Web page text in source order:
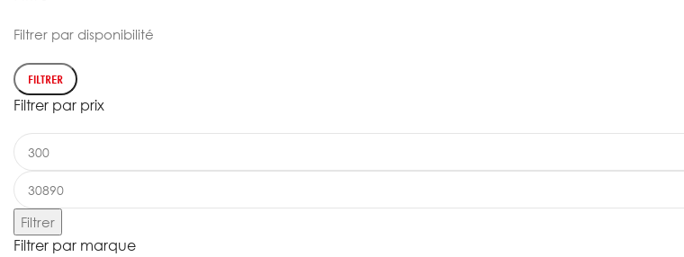
Filtrer par disponibilité
FILTRER
Filtrer par prix
Filtrer
Filtrer par marque